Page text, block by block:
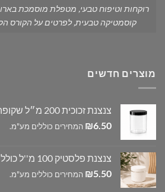
רוקחות וטיפוח טבעי, מטפלת מוסמכת
קוסמטיקה טבעית, לפרטים על הקורס
מוצרים חדשים
צנצנת זכוכית 200 מ״ל שקופה כולל מכסה
₪6.50 המחירים כוללים מע"מ.
צנצנת פלסטיק 100 מ''ל כולל אטם פנימי
₪5.50 המחירים כוללים מע"מ.